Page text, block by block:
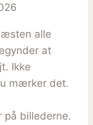
alle
at
Ikke
mærker det.
på billederne.